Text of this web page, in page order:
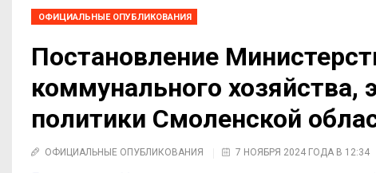
ОФИЦИАЛЬНЫЕ ОПУБЛИКОВАНИЯ
Постановление
коммунального хозяйства,
политики Смоленской
ОФИЦИАЛЬНЫЕ ОПУБЛИКОВАНИЯ 7 НОЯБРЯ 2024 ГОДА В 12:34